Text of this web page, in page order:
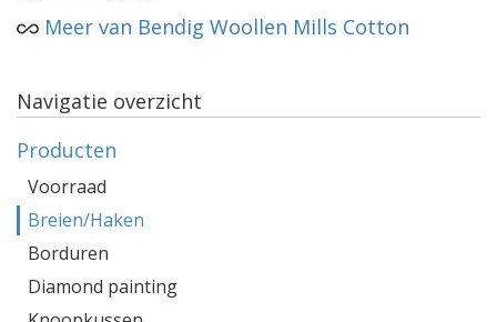
Meer van Bendig Woollen Mills Cotton
Navigatie overzicht
Producten
Voorraad
Breien/Haken
Borduren
Diamond painting